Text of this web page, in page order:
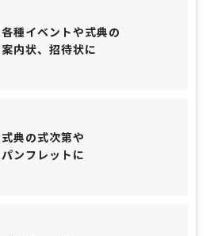
各種イベントや式典の
案内状、招待状に
式典の式次第や
パンフレットに